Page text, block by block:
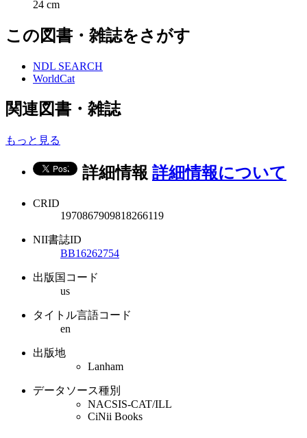
24 cm
この図書・雑誌をさがす
NDL SEARCH
WorldCat
関連図書・雑誌
もっと見る
詳細情報 詳細情報について
CRID
1970867909818266119
NII書誌ID
BB16262754
出版国コード
us
タイトル言語コード
en
出版地
Lanham
データソース種別
NACSIS-CAT/ILL
CiNii Books